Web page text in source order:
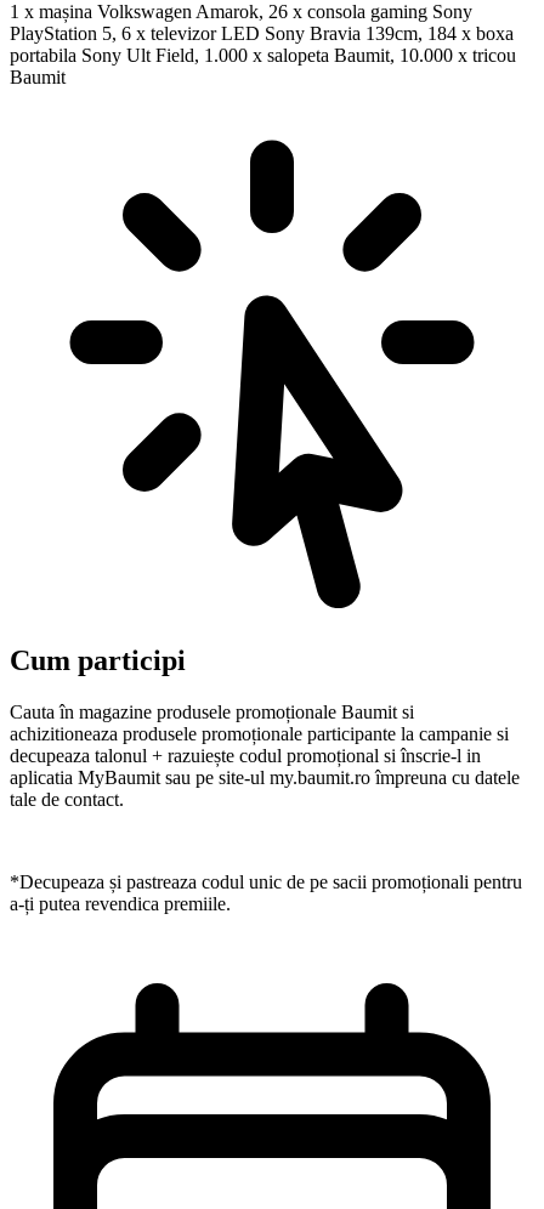
1 x mașina Volkswagen Amarok, 26 x consola gaming Sony
PlayStation 5, 6 x televizor LED Sony Bravia 139cm, 184 x boxa
portabila Sony Ult Field, 1.000 x salopeta Baumit, 10.000 x tricou
Baumit
Cum participi
Cauta în magazine produsele promoționale Baumit si
achizitioneaza produsele promoționale participante la campanie si
decupeaza talonul + razuiește codul promoțional si înscrie-l in
aplicatia MyBaumit sau pe site-ul my.baumit.ro împreuna cu datele
tale de contact.
*Decupeaza și pastreaza codul unic de pe sacii promoționali pentru
a-ți putea revendica premiile.